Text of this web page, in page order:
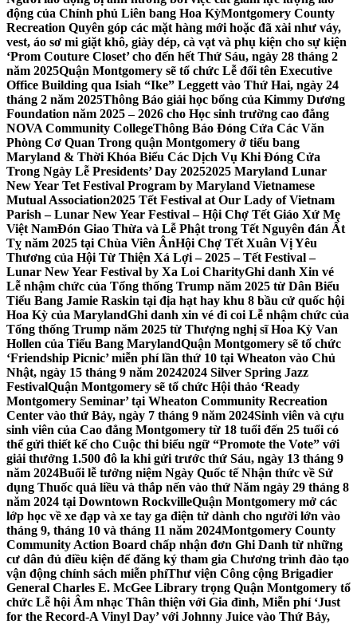
động của Chính phủ Liên bang Hoa KỳMontgomery County
Recreation Quyên góp các mặt hàng mới hoặc đã xài như váy,
vest, áo sơ mi giặt khô, giày dép, cà vạt và phụ kiện cho sự kiện
‘Prom Couture Closet’ cho đến hết Thứ Sáu, ngày 28 tháng 2
năm 2025Quận Montgomery sẽ tổ chức Lễ đổi tên Executive
Office Building qua Isiah “Ike” Leggett vào Thứ Hai, ngày 24
tháng 2 năm 2025Thông Báo giải học bổng của Kimmy Dương
Foundation năm 2025 – 2026 cho Học sinh trường cao đẳng
NOVA Community CollegeThông Báo Đóng Cửa Các Văn
Phòng Cơ Quan Trong quận Montgomery ở tiểu bang
Maryland & Thời Khóa Biểu Các Dịch Vụ Khi Đóng Cửa
Trong Ngày Lễ Presidents’ Day 20252025 Maryland Lunar
New Year Tet Festival Program by Maryland Vietnamese
Mutual Association2025 Tết Festival at Our Lady of Vietnam
Parish – Lunar New Year Festival – Hội Chợ Tết Giáo Xứ Mẹ
Việt NamĐón Giao Thừa và Lễ Phật trong Tết Nguyên đán Ất
Tỵ năm 2025 tại Chùa Viên ÂnHội Chợ Tết Xuân Vị Yêu
Thương của Hội Từ Thiện Xá Lợi – 2025 – Tết Festival –
Lunar New Year Festival by Xa Loi CharityGhi danh Xin vé
Lễ nhậm chức của Tổng thống Trump năm 2025 từ Dân Biểu
Tiểu Bang Jamie Raskin tại địa hạt hay khu 8 bầu cử quốc hội
Hoa Kỳ của MarylandGhi danh xin vé đi coi Lễ nhậm chức của
Tổng thống Trump năm 2025 từ Thượng nghị sĩ Hoa Kỳ Van
Hollen của Tiểu Bang MarylandQuận Montgomery sẽ tổ chức
‘Friendship Picnic’ miễn phí lần thứ 10 tại Wheaton vào Chủ
Nhật, ngày 15 tháng 9 năm 20242024 Silver Spring Jazz
FestivalQuận Montgomery sẽ tổ chức Hội thảo ‘Ready
Montgomery Seminar’ tại Wheaton Community Recreation
Center vào thứ Bảy, ngày 7 tháng 9 năm 2024Sinh viên và cựu
sinh viên của Cao đẳng Montgomery từ 18 tuổi đến 25 tuổi có
thể gửi thiết kế cho Cuộc thi biểu ngữ “Promote the Vote” với
giải thưởng 1.500 đô la khi gửi trước thứ Sáu, ngày 13 tháng 9
năm 2024Buổi lễ tưởng niệm Ngày Quốc tế Nhận thức về Sử
dụng Thuốc quá liều và thắp nến vào thứ Năm ngày 29 tháng 8
năm 2024 tại Downtown RockvilleQuận Montgomery mở các
lớp học về xe đạp và xe tay ga điện tử dành cho người lớn vào
tháng 9, tháng 10 và tháng 11 năm 2024Montgomery County
Community Action Board chấp nhận đơn Ghi Danh từ những
cư dân đủ điều kiện để đăng ký tham gia Chương trình đào tạo
vận động chính sách miễn phíThư viện Công cộng Brigadier
General Charles E. McGee Library trọng Quận Montgomery tổ
chức Lễ hội Âm nhạc Thân thiện với Gia đình, Miễn phí ‘Just
for the Record-A Vinyl Day’ với Johnny Juice vào Thứ Bảy,